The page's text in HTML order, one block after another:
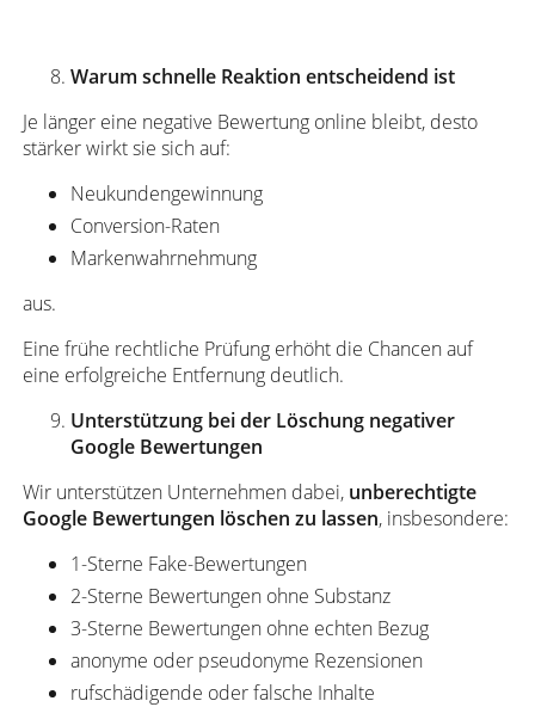
Warum schnelle Reaktion entscheidend ist
Je länger eine negative Bewertung online bleibt, desto
stärker wirkt sie sich auf:
Neukundengewinnung
Conversion-Raten
Markenwahrnehmung
aus.
Eine frühe rechtliche Prüfung erhöht die Chancen auf
eine erfolgreiche Entfernung deutlich.
Unterstützung bei der Löschung negativer
Google Bewertungen
Wir unterstützen Unternehmen dabei, unberechtigte
Google Bewertungen löschen zu lassen, insbesondere:
1-Sterne Fake-Bewertungen
2-Sterne Bewertungen ohne Substanz
3-Sterne Bewertungen ohne echten Bezug
anonyme oder pseudonyme Rezensionen
rufschädigende oder falsche Inhalte